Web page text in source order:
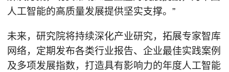
人工智能的高质量发展提供坚实支撑。”
未来，研究院将持续深化产业研究，拓展专家智库
网络，定期发布各类行业报告、企业最佳实践案例
及多项发展指数，打造具有影响力的年度人工智能